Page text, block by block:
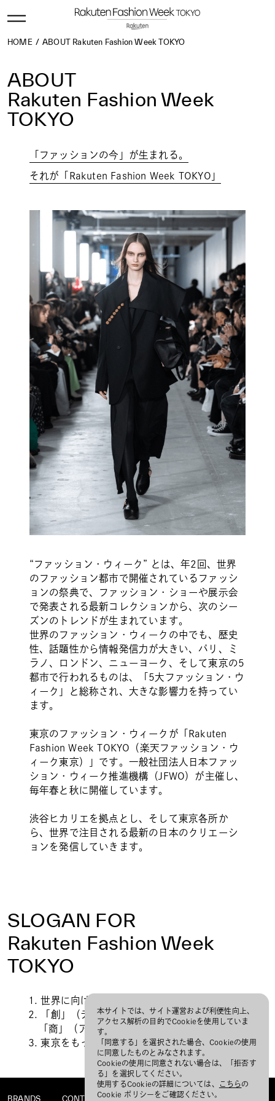
HOME ABOUT Rakuten Fashion Week TOKYO
ABOUT
Rakuten Fashion Week
TOKYO
「ファッションの今」が生まれる。
それが「Rakuten Fashion Week TOKYO」
“ファッション・ウィーク” とは、年2回、世界
のファッション都市で開催されているファッシ
ョンの祭典で、ファッション・ショーや展示会
で発表される最新コレクションから、次のシー
ズンのトレンドが生まれています。
世界のファッション・ウィークの中でも、歴史
性、話題性から情報発信力が大きい、パリ、ミ
ラノ、ロンドン、ニューヨーク、そして東京の5
都市で行われるものは、「5大ファッション・ウ
ィーク」と総称され、大きな影響力を持ってい
ます。
東京のファッション・ウィークが「Rakuten
Fashion Week TOKYO（楽天ファッション・ウ
ィーク東京）」です。一般社団法人日本ファッ
ション・ウィーク推進機構（JFWO）が主催し、
毎年春と秋に開催しています。
渋谷ヒカリエを拠点とし、そして東京各所か
ら、世界で注目される最新の日本のクリエーシ
ョンを発信していきます。
SLOGAN FOR
Rakuten Fashion Week
TOKYO
1. 世界に向けた新人デザイナーの登竜門に
2. 「創」（デザイナー）「匠」（製造事業者）
「商」（アパレル・小売）の連携の起点に
3. 東京をもっとおしゃれで楽しい街に
本サイトでは、サイト運営および利便性向上、
アクセス解析の目的でCookieを使用していま
す。
「同意する」を選択された場合、Cookieの使用
に同意したものとみなされます。
Cookieの使用に同意されない場合は、「拒否す
る」を選択してください。
使用するCookieの詳細については、
こちらの
Cookie ポリシーをご確認ください。